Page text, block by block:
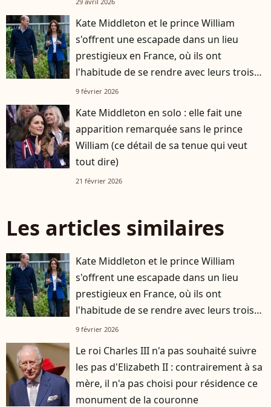
Kate Middleton et le prince William
s'offrent une escapade dans un lieu
prestigieux en France, où ils ont
l'habitude de se rendre avec leurs trois
enfants
9 février 2026
Kate Middleton en solo : elle fait une
apparition remarquée sans le prince
William (ce détail de sa tenue qui veut
tout dire)
21 février 2026
Les articles similaires
Kate Middleton et le prince William
s'offrent une escapade dans un lieu
prestigieux en France, où ils ont
l'habitude de se rendre avec leurs trois
enfants
9 février 2026
Le roi Charles III n'a pas souhaité suivre
les pas d'Elizabeth II : contrairement à sa
mère, il n'a pas choisi pour résidence ce
monument de la couronne